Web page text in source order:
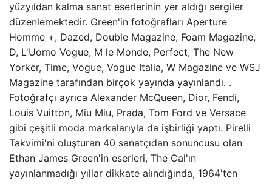
yüzyıldan kalma sanat eserlerinin yer aldığı sergiler
düzenlemektedir. Green'in fotoğrafları Aperture
Homme +, Dazed, Double Magazine, Foam Magazine,
D, L'Uomo Vogue, M le Monde, Perfect, The New
Yorker, Time, Vogue, Vogue Italia, W Magazine ve WSJ
Magazine tarafından birçok yayında yayınlandı. .
Fotoğrafçı ayrıca Alexander McQueen, Dior, Fendi,
Louis Vuitton, Miu Miu, Prada, Tom Ford ve Versace
gibi çeşitli moda markalarıyla da işbirliği yaptı. Pirelli
Takvimi'ni oluşturan 40 sanatçıdan sonuncusu olan
Ethan James Green'in eserleri, The Cal'ın
yayınlanmadığı yıllar dikkate alındığında, 1964'ten